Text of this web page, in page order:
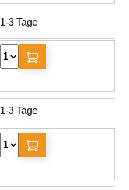
1-3 Tage
1-3 Tage